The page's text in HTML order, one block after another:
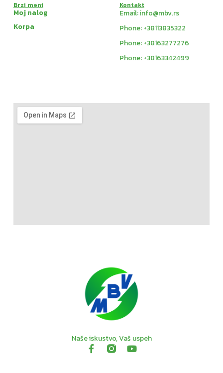
Naše iskustvo, Vaš uspeh
Brzi meni
Moj nalog
Korpa
Kontakt
Email: info@mbv.rs
Phone: +38113835322
Phone: +38163277276
Phone: +38163342499